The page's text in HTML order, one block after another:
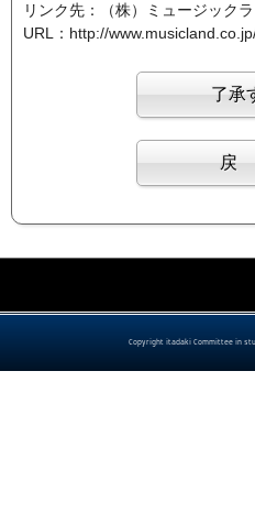
リンク先：（株）ミュージック
URL：http://
Copyright itadaki Committee in